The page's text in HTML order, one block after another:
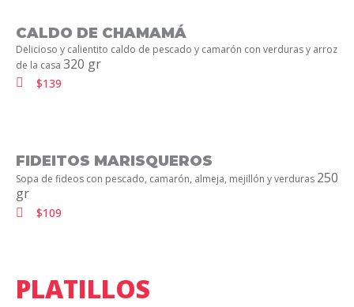
CALDO DE CHAMAMÁ​
Delicioso y calientito caldo de pescado y camarón con verduras y arroz
de la casa 320 gr
$139
FIDEITOS MARISQUEROS
Sopa de fideos con pescado, camarón, almeja, mejillón y verduras 250
gr
$109
PLATILLOS